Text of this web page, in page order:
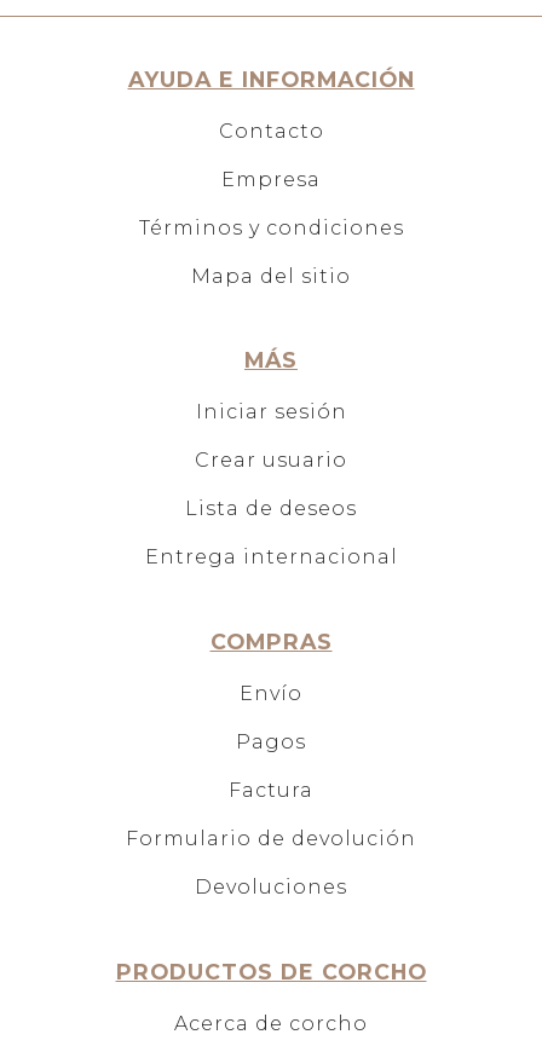
AYUDA E INFORMACIÓN
Contacto
Empresa
Términos y condiciones
Mapa del sitio
MÁS
Iniciar sesión
Crear usuario
Lista de deseos
Entrega internacional
COMPRAS
Envío
Pagos
Factura
Formulario de devolución
Devoluciones
PRODUCTOS DE CORCHO
Acerca de corcho